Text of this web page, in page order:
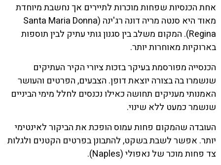
אחת הכנסיות שפחות מוכרות לתיירים אך נחשבת מיוחדת
מאוד היא סנטה מריה דונה רג'ינה (Santa Maria Donna
Regina). המקום משלב בין סגנון גותי עתיק לבין תוספות
בארוקיות מאוחרות יותר.
הכנסייה מפורסמת בעיקר בזכות ציורי הקיר העתיקים
שנשמרו בה בצורה יוצאת דופן. הצבעים, הפרטים והעושר
האמנותי מעניקים תחושה כאילו נכנסים לחלל מימי הביניים
שנשמר כמעט ללא שינוי.
העובדה שהמקום פחות עמוס הופכת את הביקור לאינטימי
יותר. אפשר לשבת בשקט, להתבונן בפרטים הקטנים ולגלות
צד פחות מוכר של נאפולי (Naples).